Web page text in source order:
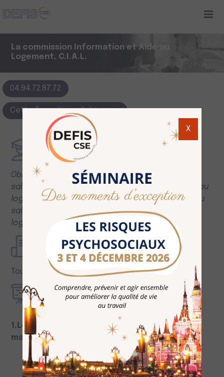
La commission Information et Aide au
Logement, C.I.A.L.
04.94.72.87.72
Cette formation m'intéresse
Objectifs
Obligatoire dans les entreprises d'au moins 300
salariés, La commission d’information et d’aide au
logement, est chargée de faciliter l’accession du
salarié à la propriété et à la location d’un
logement (art. L 2315-50)
Prérequis
Tous membres élus du C.S.E.
Programme
1.Le rôle du comité social et économique en
matière de logement des salariés
La consultation du comité sur la
participation de l’employeur à l’effort de
X